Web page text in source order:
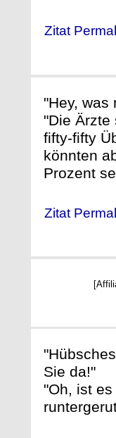
Zitat
"Hey, was
"Die Ärzte
fifty-fifty
könnten
Prozent
Zitat
Sie da!"
"Oh, ist